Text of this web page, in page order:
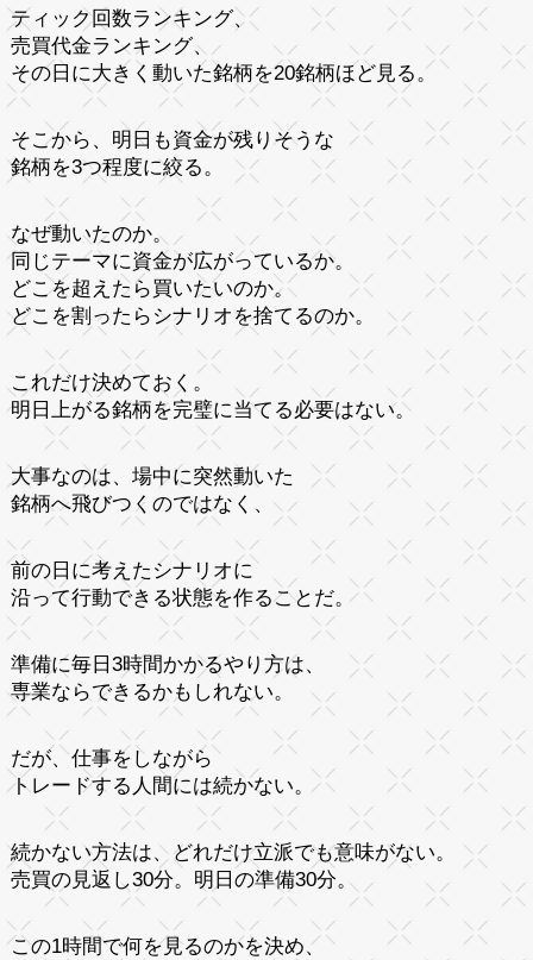
ティック回数ランキング、
売買代金ランキング、
その日に大きく動いた銘柄を20銘柄ほど見る。
そこから、明日も資金が残りそうな
銘柄を3つ程度に絞る。
なぜ動いたのか。
同じテーマに資金が広がっているか。
どこを超えたら買いたいのか。
どこを割ったらシナリオを捨てるのか。
これだけ決めておく。
明日上がる銘柄を完璧に当てる必要はない。
大事なのは、場中に突然動いた
銘柄へ飛びつくのではなく、
前の日に考えたシナリオに
沿って行動できる状態を作ることだ。
準備に毎日3時間かかるやり方は、
専業ならできるかもしれない。
だが、仕事をしながら
トレードする人間には続かない。
続かない方法は、どれだけ立派でも意味がない。
売買の見返し30分。明日の準備30分。
この1時間で何を見るのかを決め、